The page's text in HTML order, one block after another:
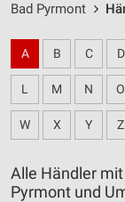
Bad Pyrmont
A B C D
L M N O
W X Y Z
Alle Händler
Pyrmont und